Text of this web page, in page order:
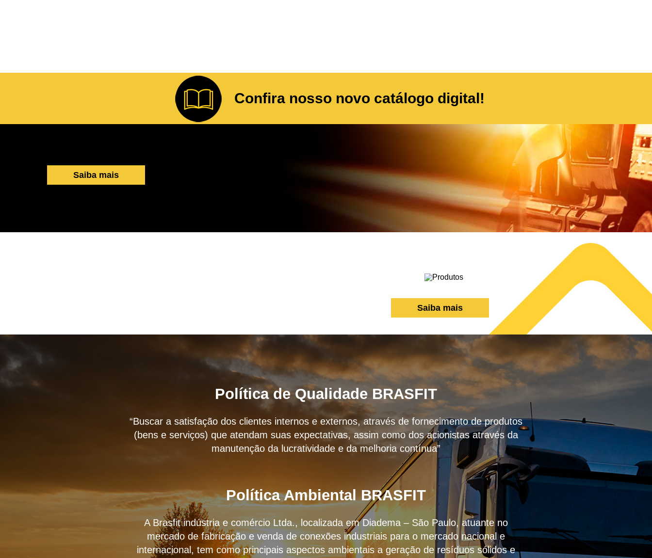
Confira nosso novo catálogo digital!
Saiba mais
Saiba mais
Política de Qualidade BRASFIT
“Buscar a satisfação dos clientes internos e externos, através de fornecimento de produtos
(bens e serviços) que atendam suas expectativas, assim como dos acionistas através da
manutenção da lucratividade e da melhoria contínua”
Política Ambiental BRASFIT
A Brasfit indústria e comércio Ltda., localizada em Diadema – São Paulo, atuante no
mercado de fabricação e venda de conexões industriais para o mercado nacional e
internacional, tem como principais aspectos ambientais a geração de resíduos sólidos e